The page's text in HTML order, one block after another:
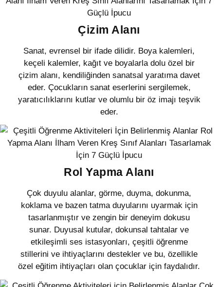
Çizim Alanı
Sanat, evrensel bir ifade dilidir. Boya kalemleri,
keçeli kalemler, kağıt ve boyalarla dolu özel bir
çizim alanı, kendiliğinden sanatsal yaratıma davet
eder. Çocukların sanat eserlerini sergilemek,
yaratıcılıklarını kutlar ve olumlu bir öz imajı teşvik
eder.
Rol Yapma Alanı
Çok duyulu alanlar, görme, duyma, dokunma,
koklama ve bazen tatma duyularını uyarmak için
tasarlanmıştır ve zengin bir deneyim dokusu
sunar. Duyusal kutular, dokunsal tahtalar ve
etkileşimli ses istasyonları, çeşitli öğrenme
stillerini ve ihtiyaçlarını destekler ve bu, özellikle
özel eğitim ihtiyaçları olan çocuklar için faydalıdır.